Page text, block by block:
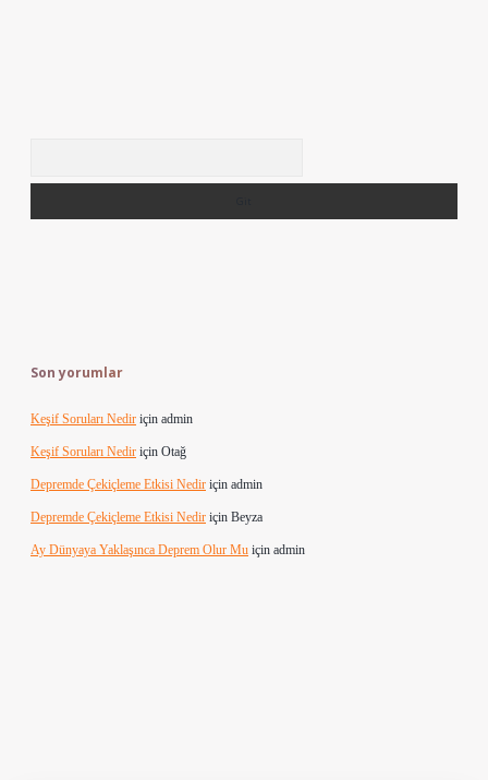
Son yorumlar
Keşif Soruları Nedir için admin
Keşif Soruları Nedir için Otağ
Depremde Çekiçleme Etkisi Nedir için admin
Depremde Çekiçleme Etkisi Nedir için Beyza
Ay Dünyaya Yaklaşınca Deprem Olur Mu için admin